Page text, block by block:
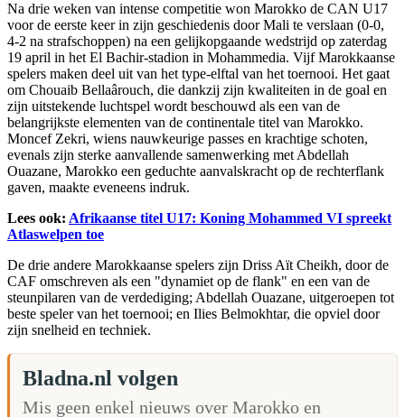
Na drie weken van intense competitie won Marokko de CAN U17
voor de eerste keer in zijn geschiedenis door Mali te verslaan (0-0,
4-2 na strafschoppen) na een gelijkopgaande wedstrijd op zaterdag
19 april in het El Bachir-stadion in Mohammedia. Vijf Marokkaanse
spelers maken deel uit van het type-elftal van het toernooi. Het gaat
om Chouaib Bellaârouch, die dankzij zijn kwaliteiten in de goal en
zijn uitstekende luchtspel wordt beschouwd als een van de
belangrijkste elementen van de continentale titel van Marokko.
Moncef Zekri, wiens nauwkeurige passes en krachtige schoten,
evenals zijn sterke aanvallende samenwerking met Abdellah
Ouazane, Marokko een geduchte aanvalskracht op de rechterflank
gaven, maakte eveneens indruk.
Lees ook: Afrikaanse titel U17: Koning Mohammed VI spreekt
Atlaswelpen toe
De drie andere Marokkaanse spelers zijn Driss Aït Cheikh, door de
CAF omschreven als een "dynamiet op de flank" en een van de
steunpilaren van de verdediging; Abdellah Ouazane, uitgeroepen tot
beste speler van het toernooi; en Ilies Belmokhtar, die opviel door
zijn snelheid en techniek.
Bladna.nl volgen
Mis geen enkel nieuws over Marokko en